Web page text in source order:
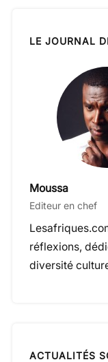
LE JOURNAL
Moussa
Editeur en chef
réflexions,
diversité
ACTUALITÉS